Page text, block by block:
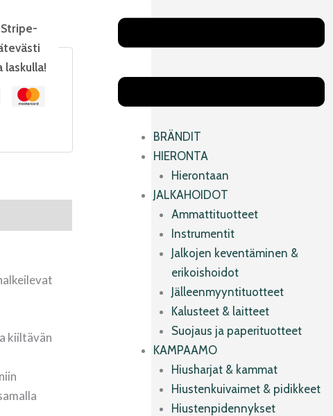
laskulla!
kiiltävän
BRÄNDIT
HIERONTA
Hierontaan
JALKAHOIDOT
Ammattituotteet
Instrumentit
Jalkojen keventäminen &
erikoishoidot
Jälleenmyyntituotteet
Kalusteet & laitteet
Suojaus ja paperituotteet
KAMPAAMO
Hiusharjat & kammat
Hiustenkuivaimet & pidikkeet
Hiustenpidennykset